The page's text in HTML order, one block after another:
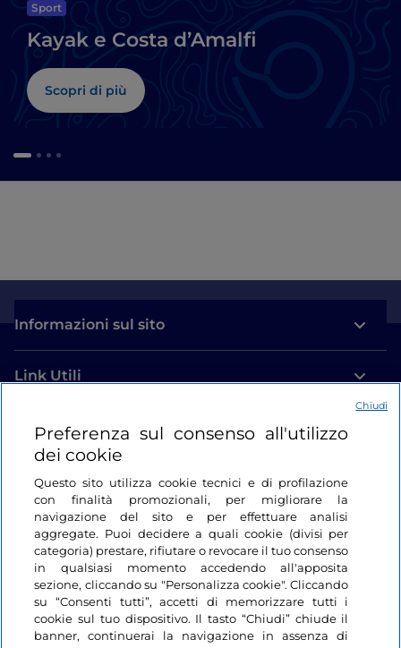
Sport
Kayak e Costa d’Amalfi
Scopri di più
Informazioni sul sito
Link Utili
Login
Restiamo in contatto
Preferenza sul consenso all'utilizzo
dei cookie
Questo sito utilizza cookie tecnici e di profilazione
con finalità promozionali, per migliorare la
navigazione del sito e per effettuare analisi
aggregate. Puoi decidere a quali cookie (divisi per
categoria) prestare, rifiutare o revocare il tuo consenso
in qualsiasi momento accedendo all'apposita
sezione, cliccando su "Personalizza cookie". Cliccando
su “Consenti tutti”, accetti di memorizzare tutti i
cookie sul tuo dispositivo. Il tasto “Chiudi” chiude il
banner, continuerai la navigazione in assenza di
Chiudi